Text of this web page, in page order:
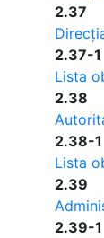
2.37
2.37-1
Lista
2.38
2.38-1
Lista
2.39
2.39-1